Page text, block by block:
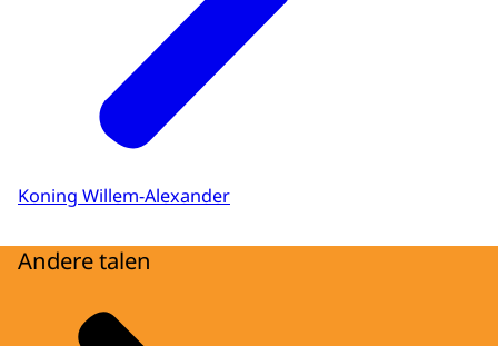
Koning Willem-Alexander
Andere talen